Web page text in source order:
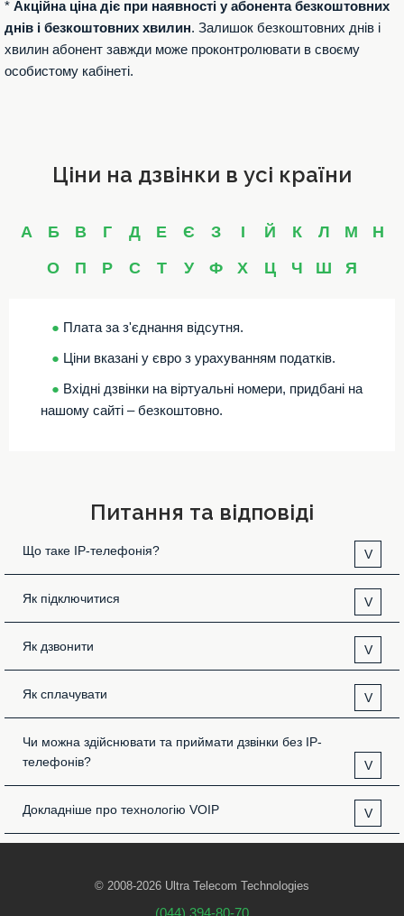
* Акційна ціна діє при наявності у абонента безкоштовних
днів і безкоштовних хвилин. Залишок безкоштовних днів і
хвилин абонент завжди може проконтролювати в своєму
особистому кабінеті.
Ціни на дзвінки в усі країни
А Б В Г Д Е Є З І Й К Л М
Н
О
П Р С Т У Ф Х Ц Ч Ш Я
● Плата за з'єднання відсутня.
● Ціни вказані у євро з урахуванням податків.
● Вхідні дзвінки на віртуальні номери, придбані на
нашому сайті – безкоштовно.
Питання та відповіді
Що таке IP-телефонія? V
Як підключитися V
Як дзвонити V
Як сплачувати V
Чи можна здійснювати та приймати дзвінки без IP-
телефонів?
V
Докладніше про технологію VOIP V
© 2008-2026 Ultra Telecom Technologies
(044) 394-80-70